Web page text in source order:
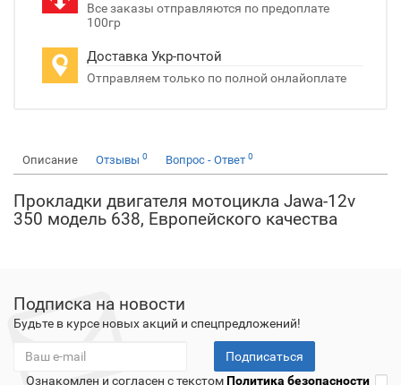
Все заказы отправляются по предоплате
100гр
Доставка Укр-почтой
Отправляем только по полной онлайоплате
Описание Отзывы 0 Вопрос - Ответ 0
Прокладки двигателя мотоцикла Jawa-12v
350 модель 638, Европейского качества
Подписка на новости
Будьте в курсе новых акций и спецпредложений!
Подписаться
Ознакомлен и согласен с текстомПолитика безопасности